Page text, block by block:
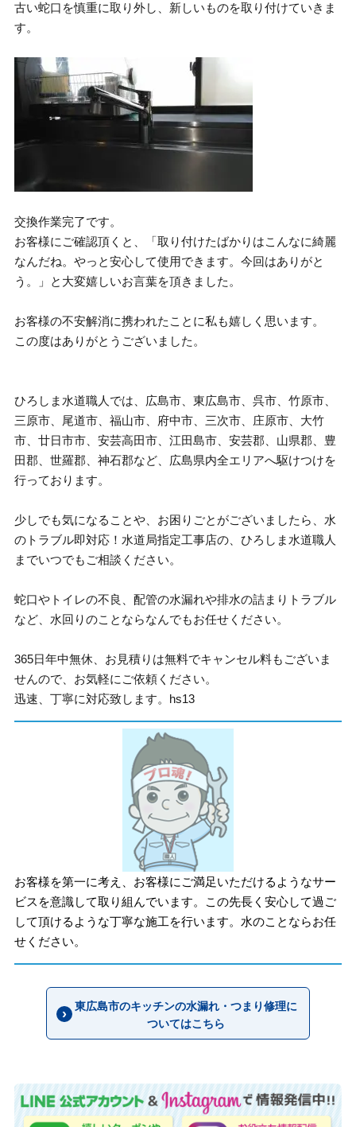
古い蛇口を慎重に取り外し、新しいものを取り付けていきま
す。
交換作業完了です。
お客様にご確認頂くと、「取り付けたばかりはこんなに綺麗
なんだね。やっと安心して使用できます。今回はありがと
う。」と大変嬉しいお言葉を頂きました。
お客様の不安解消に携われたことに私も嬉しく思います。
この度はありがとうございました。
ひろしま水道職人では、広島市、東広島市、呉市、竹原市、
三原市、尾道市、福山市、府中市、三次市、庄原市、大竹
市、廿日市市、安芸高田市、江田島市、安芸郡、山県郡、豊
田郡、世羅郡、神石郡など、広島県内全エリアへ駆けつけを
行っております。
少しでも気になることや、お困りごとがございましたら、水
のトラブル即対応！水道局指定工事店の、ひろしま水道職人
までいつでもご相談ください。
蛇口やトイレの不良、配管の水漏れや排水の詰まりトラブル
など、水回りのことならなんでもお任せください。
365日年中無休、お見積りは無料でキャンセル料もございま
せんので、お気軽にご依頼ください。
迅速、丁寧に対応致します。hs13
お客様を第一に考え、お客様にご満足いただけるようなサー
ビスを意識して取り組んでいます。この先長く安心して過ご
して頂けるような丁寧な施工を行います。水のことならお任
せください。
東広島市のキッチンの水漏れ・つまり修理に
ついてはこちら